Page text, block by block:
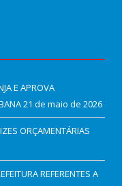
E APROVA
21 de maio de 2026
ORÇAMENTÁRIAS
REFERENTES A